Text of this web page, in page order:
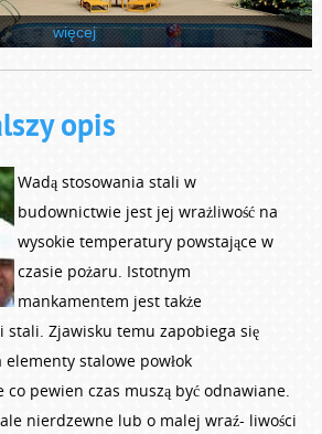
więcej
opis
Wadą stosowania stali w
budownictwie jest jej wrażliwość na
wysokie temperatury powstające w
czasie pożaru. Istotnym
mankamentem jest także
stali. Zjawisku temu zapobiega się
stalowe powłok
pewien czas muszą być odnawiane.
nierdzewne lub o malej wraź- liwości